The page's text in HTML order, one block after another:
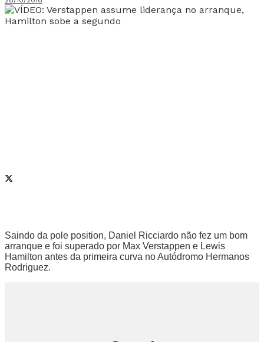
Saindo da pole position, Daniel Ricciardo não fez um bom
arranque e foi superado por Max Verstappen e Lewis
Hamilton antes da primeira curva no Autódromo Hermanos
Rodriguez.